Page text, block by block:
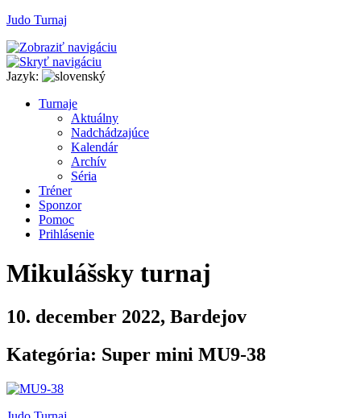
Judo Turnaj
Jazyk:
Turnaje
Aktuálny
Nadchádzajúce
Kalendár
Archív
Séria
Tréner
Sponzor
Pomoc
Prihlásenie
Mikulášsky turnaj
10. december 2022, Bardejov
Kategória: Super mini MU9-38